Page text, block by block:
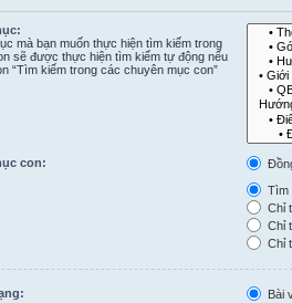
mà bạn muốn thực hiện tìm kiếm trong
sẽ được thực hiện tìm kiếm tự động nếu
“Tìm kiếm trong các chuyên mục con”
con:
Tìm
Chỉ
Chỉ
Chỉ
Bài